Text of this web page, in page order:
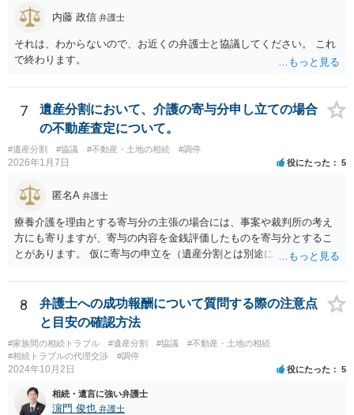
方がよいと思います。
内藤 政信 弁護士
それは、わからないので、お近くの弁護士と協議してください。 これ
で終わります。
7
遺産分割において、介護の寄与分申し立ての場合
の不動産査定について。
#遺産分割 #協議 #不動産・土地の相続 #調停
2026年1月7日 役にたった 5
匿名A 弁護士
療養介護を理由とする寄与分の主張の場合には、事案や裁判所の考え
方にも寄りますが、寄与の内容を金銭評価したものを寄与分とするこ
とがあります。 仮に寄与の申立を（遺産分割とは別途に）して、その
価）は不要ということもあります。 ただ、前提として、遺産分割はし
なければならないでしょうから、現実的にはいずれにせよ不動産評価
は必要でしょう。
8
弁護士への成功報酬について質問する際の注意点
と目安の確認方法
#家族間の相続トラブル #遺産分割 #協議
#不動産・土地の相続
#相続トラブルの代理交渉
#調停
2024年10月2日 役にたった 5
相続・遺言に強い弁護士
濵門 俊也 弁護士